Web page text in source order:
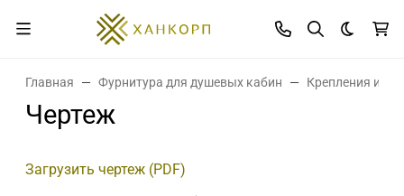
Темная
Главная Фурнитура для душевых кабин Крепления и
Чертеж
Загрузить чертеж (PDF)